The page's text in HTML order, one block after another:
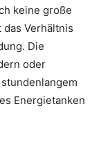
keine große
Verhältnis
Die
oder
Energietanken